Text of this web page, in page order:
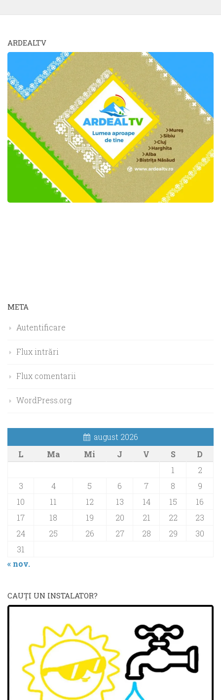
ARDEALTV
META
Autentificare
Flux intrări
Flux comentarii
WordPress.org
august 2026
L
Ma Mi J V S
D
1
2
3
4 5 6 7 8
9
10
11 12 13 14 15
16
17
18 19 20 21 22
23
24
25 26 27 28 29
30
31
« nov.
CAUŢI UN INSTALATOR?